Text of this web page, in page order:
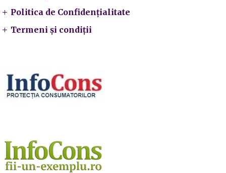
Politica de Confidențialitate
Termeni și condiții